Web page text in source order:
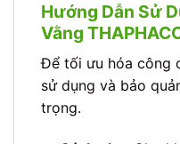
Hướng Dẫn Sử
Vằng
Để tối ưu hóa công
sử dụng và bảo
trọng.